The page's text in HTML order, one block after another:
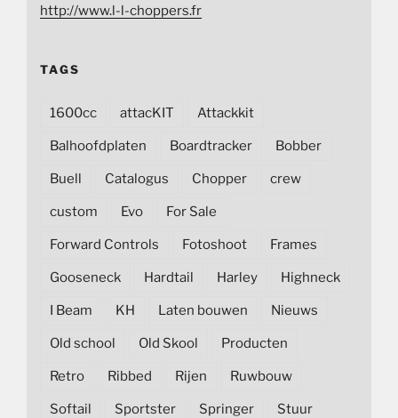
http://www.l-l-choppers.fr
TAGS
1600cc attacKIT Attackkit
Balhoofdplaten Boardtracker Bobber
Buell Catalogus Chopper crew
custom Evo For Sale
Forward Controls Fotoshoot Frames
Gooseneck Hardtail Harley Highneck
I Beam KH Laten bouwen Nieuws
Old school Old Skool Producten
Retro Ribbed Rijen Ruwbouw
Softail Sportster Springer Stuur